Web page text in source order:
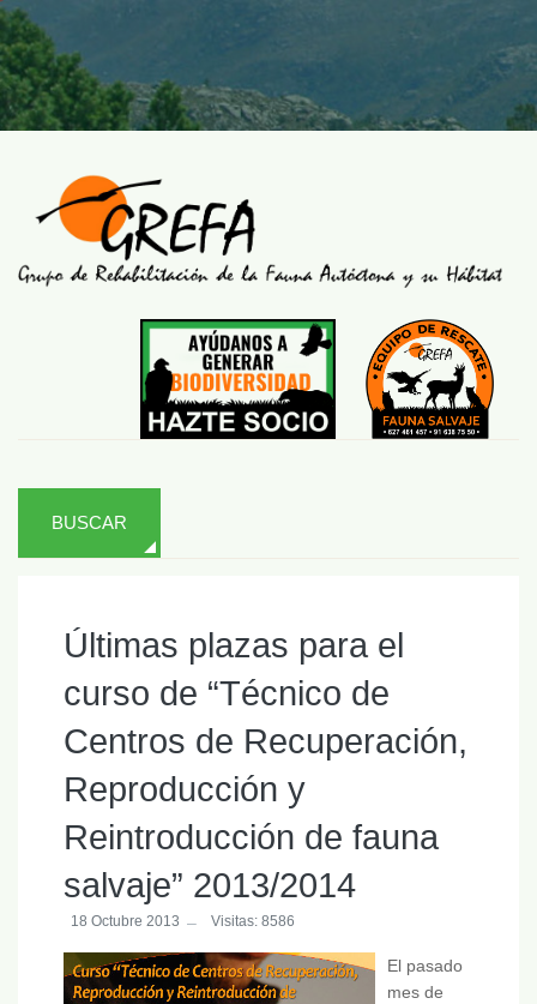
BUSCAR
Últimas plazas para el
curso de “Técnico de
Centros de Recuperación,
Reproducción y
Reintroducción de fauna
salvaje” 2013/2014
18 Octubre 2013 Visitas: 8586
El pasado
mes de